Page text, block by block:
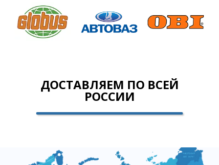
ДОСТАВЛЯЕМ ПО ВСЕЙ
РОССИИ